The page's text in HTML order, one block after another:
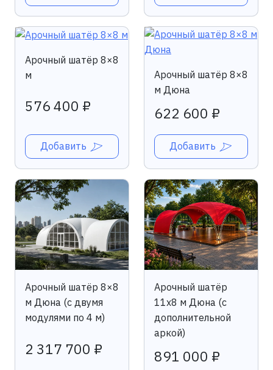
Арочный шатёр 8×8
м
576 400 ₽
Добавить
Арочный шатёр 8×8
м Дюна
622 600 ₽
Добавить
Арочный шатёр 8×8
м Дюна (c двумя
модулями по 4 м)
2 317 700 ₽
Арочный шатёр
11х8 м Дюна (с
дополнительной
аркой)
891 000 ₽